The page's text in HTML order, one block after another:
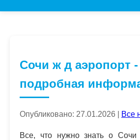
Сочи ж д аэропорт -
подробная
Опубликовано: 27.01.2026 | Все
Все, что нужно знать о